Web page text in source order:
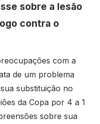
sobre a lesão
contra o
com a
de um problema
substituição no
da Copa por 4 a 1
sobre sua